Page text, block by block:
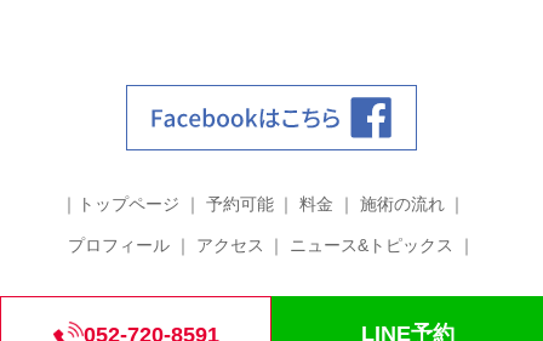
052-720-8591 LINE予約
トップページ 予約可能 料金 施術の流れ
プロフィール アクセス ニュース&トピックス